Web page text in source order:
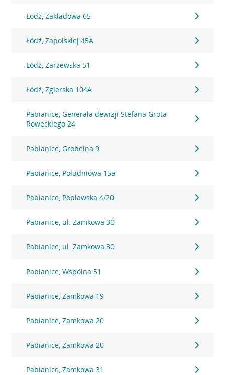
Łódź, Zakładowa 65
Łódź, Zapolskiej 45A
Łódź, Zarzewska 51
Łódź, Zgierska 104A
Pabianice, Generała dewizji Stefana Grota
Roweckiego 24
Pabianice, Grobelna 9
Pabianice, Południowa 15a
Pabianice, Popławska 4/20
Pabianice, ul. Zamkowa 30
Pabianice, ul. Zamkowa 30
Pabianice, Wspólna 51
Pabianice, Zamkowa 19
Pabianice, Zamkowa 20
Pabianice, Zamkowa 20
Pabianice, Zamkowa 31